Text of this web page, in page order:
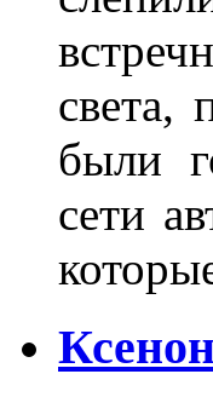
света,
были
сети